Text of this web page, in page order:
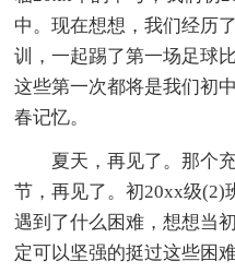
中。现在想想，我们经历
训，一起踢了第一场足球
这些第一次都将是我们初
春记忆。
夏天，再见了。那个
节，再见了。初20xx级(2)
遇到了什么困难，想想当
定可以坚强的挺过这些困